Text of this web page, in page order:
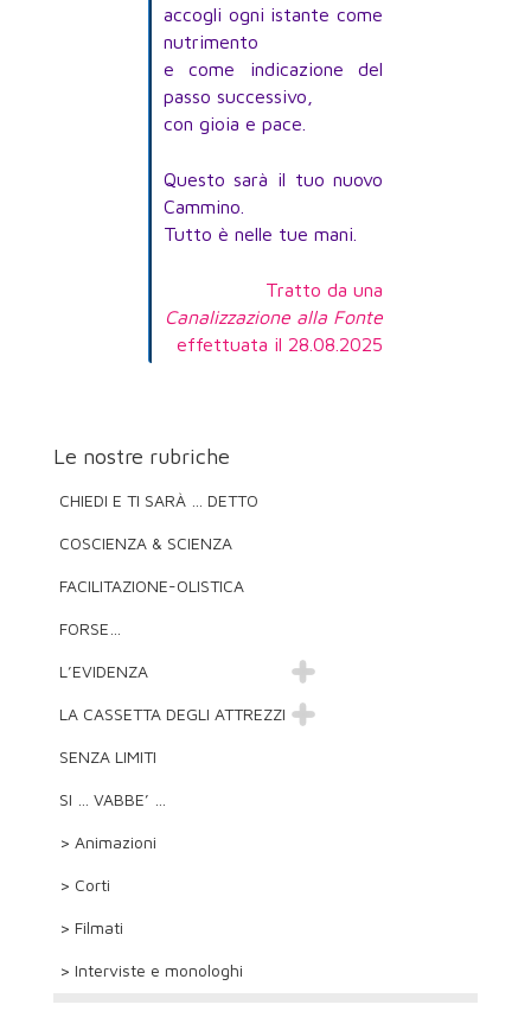
accogli ogni istante come
nutrimento
e come indicazione del
passo successivo,
con gioia e pace.
Questo sarà il tuo nuovo
Cammino.
Tutto è nelle tue mani.
Tratto da una
Canalizzazione alla Fonte
effettuata il 28.08.2025
Le nostre rubriche
CHIEDI E TI SARÀ … DETTO
COSCIENZA & SCIENZA
FACILITAZIONE-OLISTICA
FORSE…
L’EVIDENZA
LA CASSETTA DEGLI ATTREZZI
SENZA LIMITI
SI … VABBE’ …
> Animazioni
> Corti
> Filmati
> Interviste e monologhi